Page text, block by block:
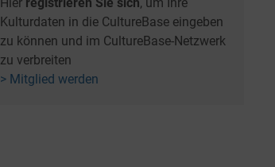
Kulturdaten in die CultureBase eingeben
zu können und im CultureBase-Netzwerk
zu verbreiten
> Mitglied werden